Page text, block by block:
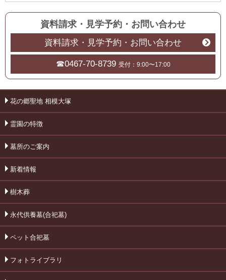
資料請求・見学予約 ・ お問い合わせ
資料請求・見学予約・お問い合わせ
☎0467-70-8739 受付：9:00〜17:00
花の郷聖地 相模大塚
霊園の特徴
墓所のご案内
新着情報
樹木葬
永代供養墓(合祀墓)
ペット合祀墓
フォトライブラリ